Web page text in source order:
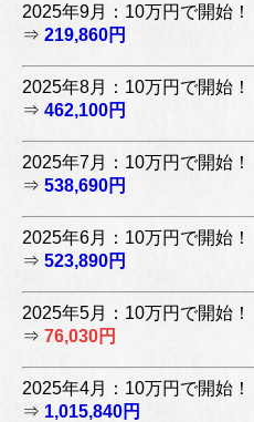
2025年9月：10万円で開始！
⇒ 219,860円
2025年8月：10万円で開始！
⇒ 462,100円
2025年7月：10万円で開始！
⇒ 538,690円
2025年6月：10万円で開始！
⇒ 523,890円
2025年5月：10万円で開始！
⇒ 76,030円
2025年4月：10万円で開始！
⇒ 1,015,840円